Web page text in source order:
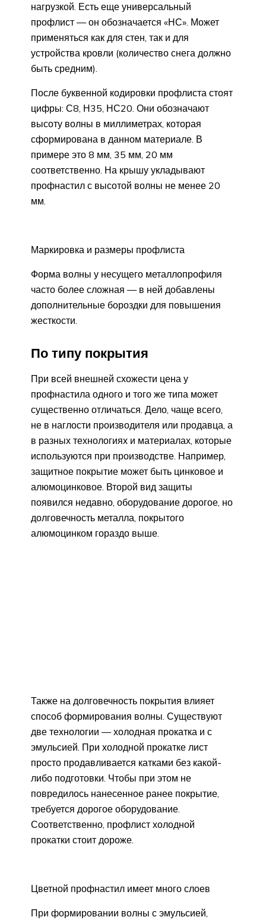
нагрузкой. Есть еще универсальный
профлист — он обозначается «НС». Может
применяться как для стен, так и для
устройства кровли (количество снега должно
быть средним).
После буквенной кодировки профлиста стоят
цифры: С8, Н35, НС20. Они обозначают
высоту волны в миллиметрах, которая
сформирована в данном материале. В
примере это 8 мм, 35 мм, 20 мм
соответственно. На крышу укладывают
профнастил с высотой волны не менее 20
мм.
Маркировка и размеры профлиста
Форма волны у несущего металлопрофиля
часто более сложная — в ней добавлены
дополнительные бороздки для повышения
жесткости.
По типу покрытия
При всей внешней схожести цена у
профнастила одного и того же типа может
существенно отличаться. Дело, чаще всего,
не в наглости производителя или продавца, а
в разных технологиях и материалах, которые
используются при производстве. Например,
защитное покрытие может быть цинковое и
алюмоцинковое. Второй вид защиты
появился недавно, оборудование дорогое, но
долговечность металла, покрытого
алюмоцинком гораздо выше.
Также на долговечность покрытия влияет
способ формирования волны. Существуют
две технологии — холодная прокатка и с
эмульсией. При холодной прокатке лист
просто продавливается катками без какой-
либо подготовки. Чтобы при этом не
повредилось нанесенное ранее покрытие,
требуется дорогое оборудование.
Соответственно, профлист холодной
прокатки стоит дороже.
Цветной профнастил имеет много слоев
При формировании волны с эмульсией,